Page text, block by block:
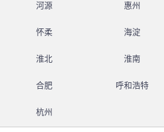
河源 惠州
怀柔 海淀
淮北 淮南
合肥 呼和浩特
杭州